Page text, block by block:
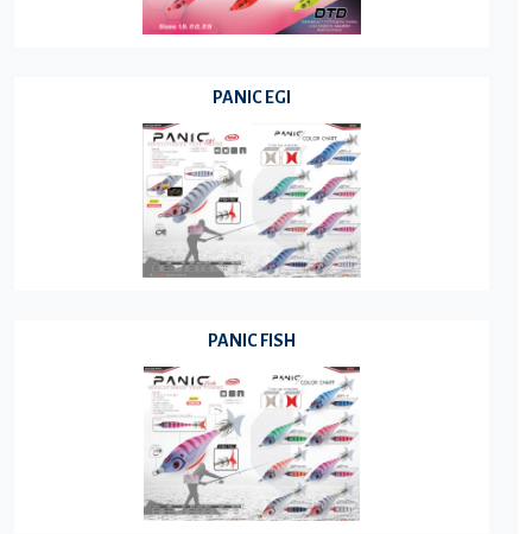
PANIC EGI
PANIC FISH